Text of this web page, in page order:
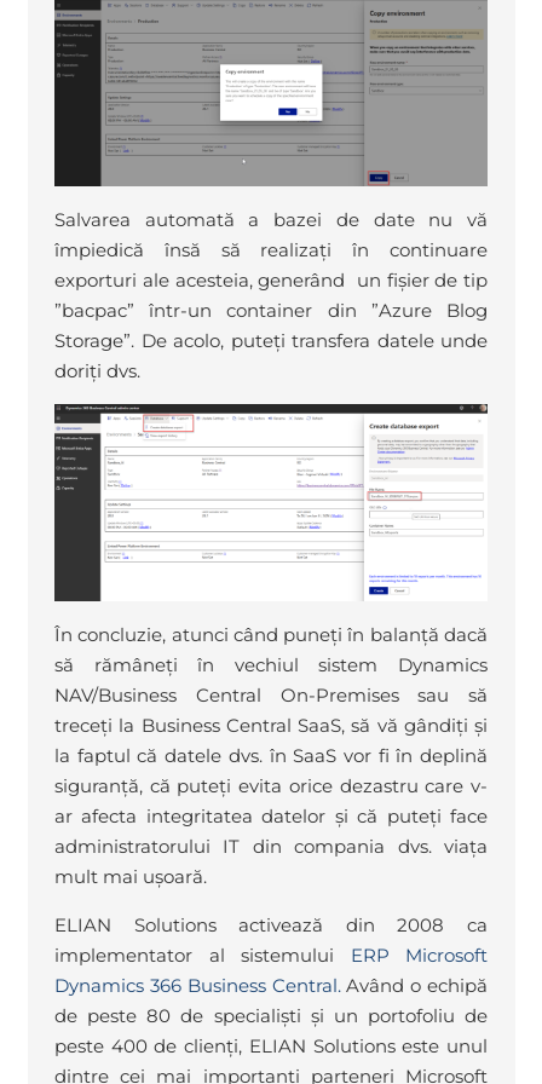
Salvarea automată a bazei de date nu vă
împiedică însă să realizați în continuare
exporturi ale acesteia, generând un fișier de tip
”bacpac” într-un container din ”Azure Blog
Storage”. De acolo, puteți transfera datele unde
doriți dvs.
În concluzie, atunci când puneți în balanță dacă
să rămâneți în vechiul sistem Dynamics
NAV/Business Central On-Premises sau să
treceți la Business Central SaaS, să vă gândiți și
la faptul că datele dvs. în SaaS vor fi în deplină
siguranță, că puteți evita orice dezastru care v-
ar afecta integritatea datelor și că puteți face
administratorului IT din compania dvs. viața
mult mai ușoară.
ELIAN Solutions activează din 2008 ca
implementator al sistemului ERP Microsoft
Dynamics 366 Business Central. Având o echipă
de peste 80 de specialiști și un portofoliu de
peste 400 de clienți, ELIAN Solutions este unul
dintre cei mai importanți parteneri Microsoft